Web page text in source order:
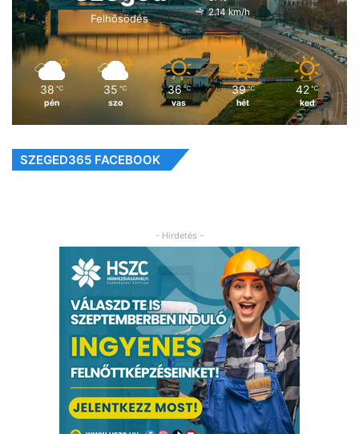
Felhősödés
2.14 km/h
38 ℃
pén
35 ℃
szo
36 ℃
vas
39 ℃
hét
42 ℃
ked
SZEGED365 FACEBOOK
- Hirdetés -